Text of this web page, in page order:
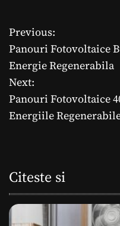
N
a
v
i
r
e
Previous:
Panouri Fotovoltaice
Energie Regenerabila
Next:
Panouri Fotovoltaice
Energiile
Citeste si